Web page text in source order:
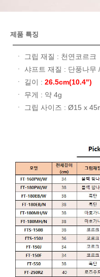
제품 특징
ㆍ 그립 재질 : 천연코르크
ㆍ 샤프트 재질 : 단풍나무
ㆍ 길이 : 26.5cm(10.4")
ㆍ 무게 : 약 4g
ㆍ 그립 사이즈 : Ø15 x